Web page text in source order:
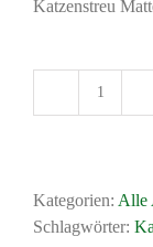
Katzenstreu
Matte
als
Kategorien: Alle
Schlagwörter: